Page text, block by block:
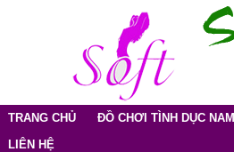
TRANG CHỦ ĐỒ CHƠI TÌNH DỤC NAM
LIÊN HỆ